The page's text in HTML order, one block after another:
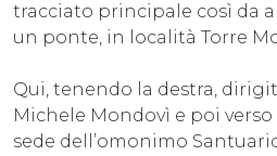
tracciato principale così da
un ponte, in località Torre
Qui, tenendo la destra,
Michele Mondovì e poi verso
sede dell’omonimo